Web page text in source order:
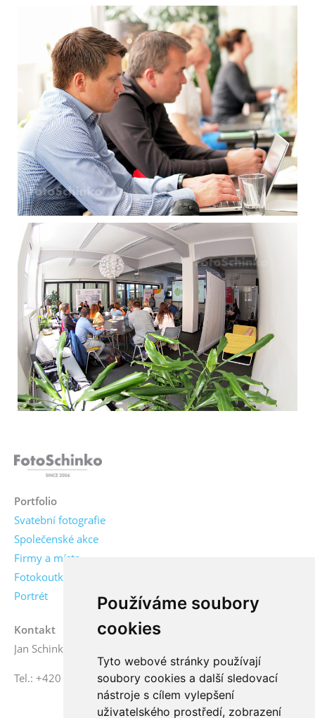
Používáme soubory
cookies
Tyto webové stránky používají
soubory cookies a další sledovací
nástroje s cílem vylepšení
uživatelského prostředí, zobrazení
Portfolio
Svatební fotografie
Společenské akce
Firmy a místa
Fotokoutky
Portrét
Kontakt
Jan Schinko jr., fotograf
Tel.: +420 776 771 000